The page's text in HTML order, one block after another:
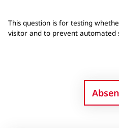
This question is for testing
visitor and to prevent automated